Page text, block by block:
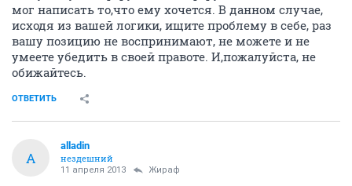
мог написать то,что ему хочется. В данном случае,
исходя из вашей логики, ищите проблему в себе, раз
вашу позицию не воспринимают, не можете и не
умеете убедить в своей правоте. И,пожалуйста, не
обижайтесь.
ОТВЕТИТЬ
A
alladin
нездешний
11 апреля 2013 Жираф